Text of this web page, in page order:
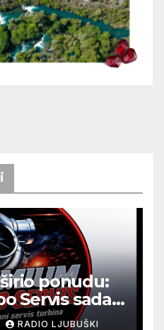
ponudu:
Servis sada
u Ljubuškom
RADIO LJUBUŠKI